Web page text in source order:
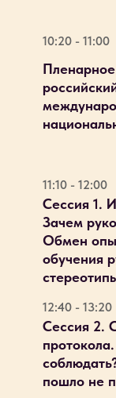
10:20 - 11:00
11:10 - 12:00
Сессия 1.
Зачем
Обмен
обучения
12:40 - 13:20
Сессия 2.
пошло не